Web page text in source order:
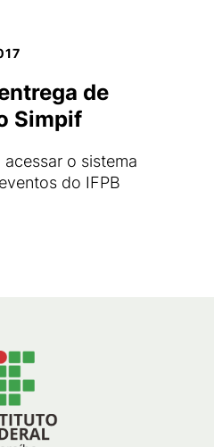
de
Simpif
o sistema
do IFPB